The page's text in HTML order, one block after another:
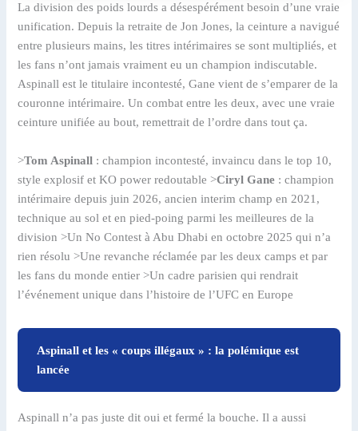
La division des poids lourds a désespérément besoin d’une vraie
unification. Depuis la retraite de Jon Jones, la ceinture a navigué
entre plusieurs mains, les titres intérimaires se sont multipliés, et
les fans n’ont jamais vraiment eu un champion indiscutable.
Aspinall est le titulaire incontesté, Gane vient de s’emparer de la
couronne intérimaire. Un combat entre les deux, avec une vraie
ceinture unifiée au bout, remettrait de l’ordre dans tout ça.
>Tom Aspinall : champion incontesté, invaincu dans le top 10,
style explosif et KO power redoutable >Ciryl Gane : champion
intérimaire depuis juin 2026, ancien interim champ en 2021,
technique au sol et en pied-poing parmi les meilleures de la
division >Un No Contest à Abu Dhabi en octobre 2025 qui n’a
rien résolu >Une revanche réclamée par les deux camps et par
les fans du monde entier >Un cadre parisien qui rendrait
l’événement unique dans l’histoire de l’UFC en Europe
Aspinall et les « coups illégaux » : la polémique est
lancée
Aspinall n’a pas juste dit oui et fermé la bouche. Il a aussi